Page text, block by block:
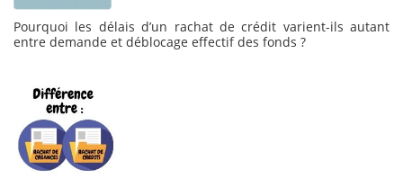
Pourquoi les délais d’un rachat de crédit varient-ils autant
entre demande et déblocage effectif des fonds ?